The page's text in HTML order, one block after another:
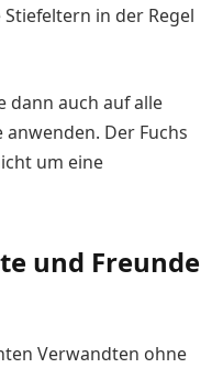
in der Regel
dann auch auf alle
Der Fuchs
um eine
und Freunde
Verwandten ohne